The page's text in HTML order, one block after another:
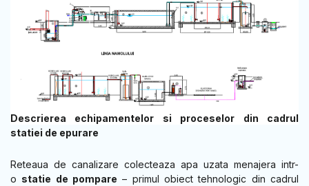
Descrierea echipamentelor si proceselor din cadrul
statiei de epurare
Reteaua de canalizare colecteaza apa uzata menajera intr-
o statie de pompare – primul obiect tehnologic din cadrul